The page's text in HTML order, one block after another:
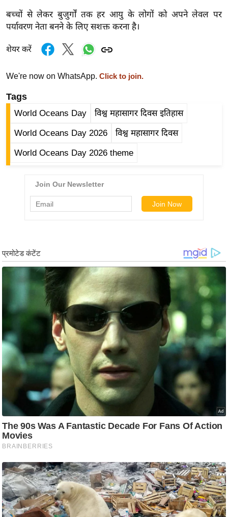
त
ऑ
ज
ब्री
नो
बॉ
ली
हॉ
वु
ड
फि
ल्म
स
मी
क्षा
B
r
a
k
i
n
बच्चों से लेकर बुजुर्गों तक हर आयु के लोगों को अपने लेवल पर
पर्यावरण नेता बनने के लिए सशक्त करना है।
शेयर करें
We're now on WhatsApp. Click to join.
Tags
World Oceans Day विश्व महासागर दिवस इतिहास
World Oceans Day 2026 विश्व महासागर दिवस
World Oceans Day 2026 theme